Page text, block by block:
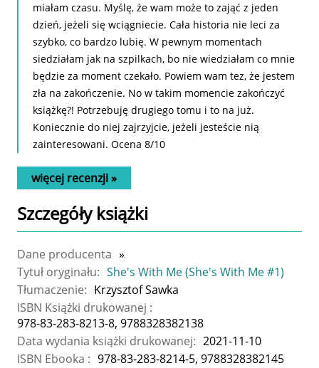
miałam czasu. Myślę, że wam może to zająć z jeden
dzień, jeżeli się wciągniecie. Cała historia nie leci za
szybko, co bardzo lubię. W pewnym momentach
siedziałam jak na szpilkach, bo nie wiedziałam co mnie
będzie za moment czekało. Powiem wam tez, że jestem
zła na zakończenie. No w takim momencie zakończyć
książkę?! Potrzebuję drugiego tomu i to na już.
Koniecznie do niej zajrzyjcie, jeżeli jesteście nią
zainteresowani. Ocena 8/10
więcej recenzji »
Szczegółyksiążki
Dane producenta »
Tytuł oryginału: She's With Me (She's With Me #1)
Tłumaczenie: Krzysztof Sawka
ISBN Książki drukowanej :
978-83-283-8213-8, 9788328382138
Data wydania książki drukowanej: 2021-11-10
ISBN Ebooka : 978-83-283-8214-5, 9788328382145